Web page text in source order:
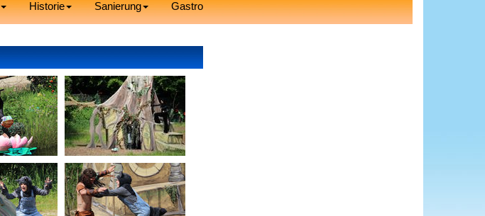
Historie Sanierung Gastro